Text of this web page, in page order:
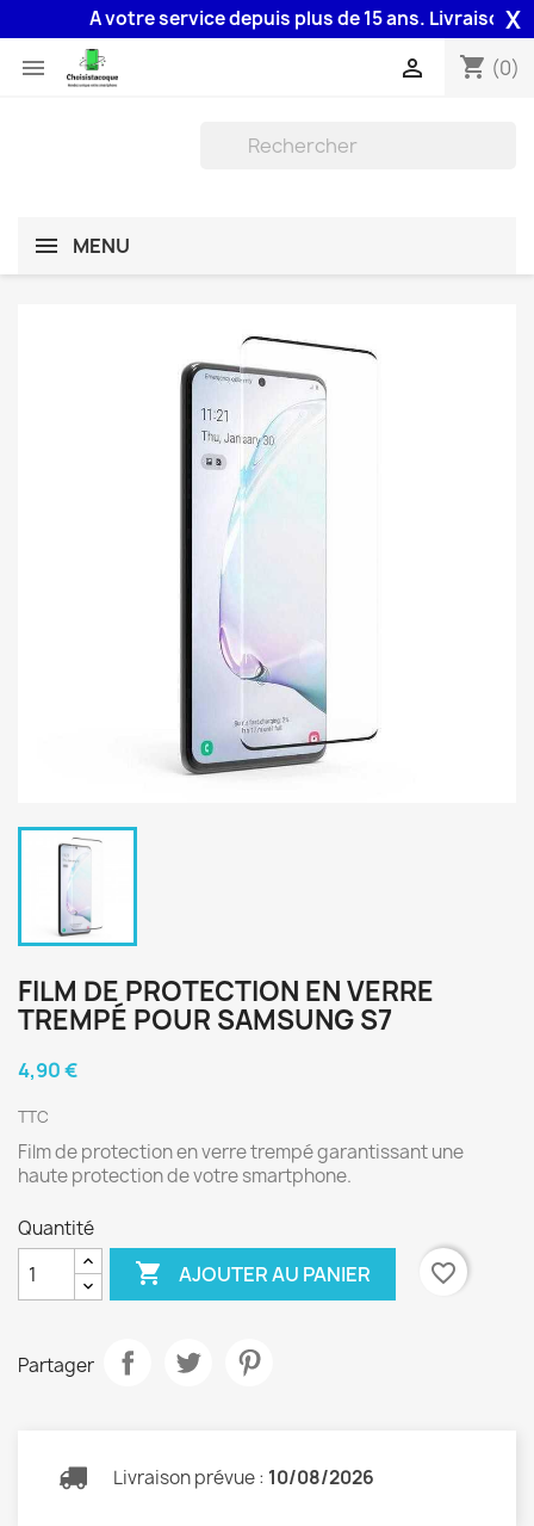
A votre service depuis plus de 15 ans. Livraison X
 shopping_cart (0)

MENU
FILM DE PROTECTION EN VERRE
TREMPÉ POUR SAMSUNG S7
4,90 €
TTC
Film de protection en verre trempé garantissant une
haute protection de votre smartphone.
Quantité
 AJOUTER AU PANIER favorite_border
Partager
Livraison prévue : 10/08/2026